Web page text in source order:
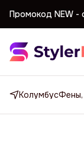
Промокод NEW -
Промокод NEW -
КолумбусФены,